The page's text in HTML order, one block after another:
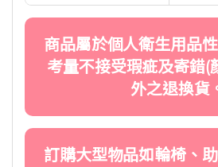
商品屬於個人衛生用品
考量不接受瑕疵及寄錯(
外之退換貨
訂購大型物品如輪椅、